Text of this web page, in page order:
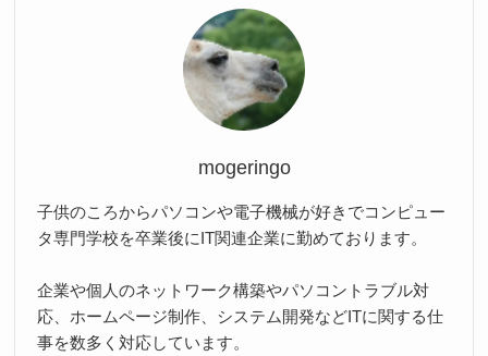
mogeringo
子供のころからパソコンや電子機械が好きでコンピュー
タ専門学校を卒業後にIT関連企業に勤めております。
企業や個人のネットワーク構築やパソコントラブル対
応、ホームページ制作、システム開発などITに関する仕
事を数多く対応しています。